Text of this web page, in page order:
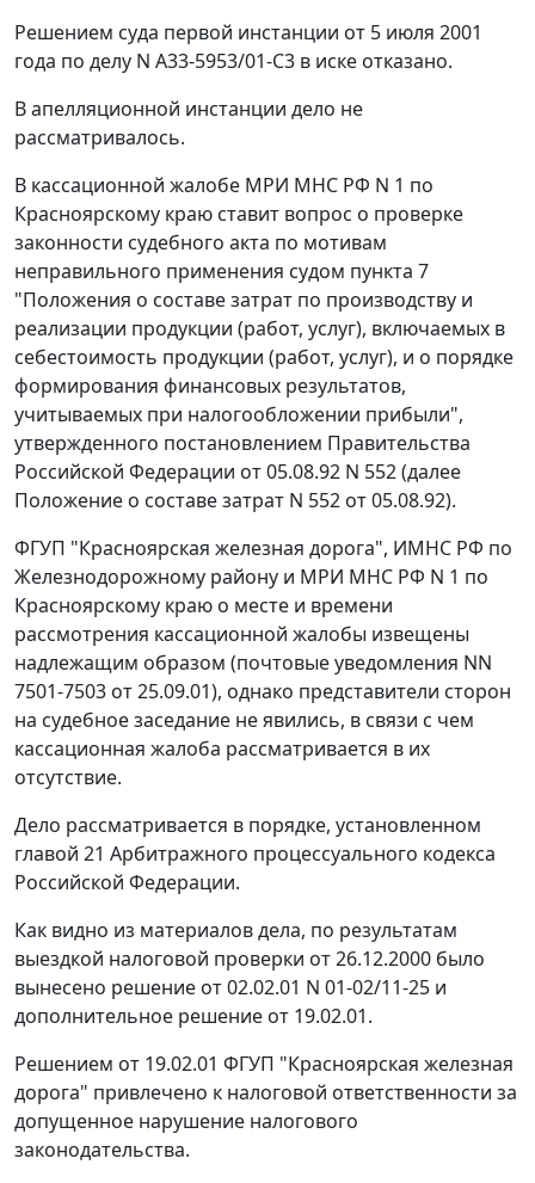
Решением суда первой инстанции от 5 июля 2001
года по делу N А33-5953/01-С3 в иске отказано.
В апелляционной инстанции дело не
рассматривалось.
В кассационной жалобе МРИ МНС РФ N 1 по
Красноярскому краю ставит вопрос о проверке
законности судебного акта по мотивам
неправильного применения судом пункта 7
"Положения о составе затрат по производству и
реализации продукции (работ, услуг), включаемых в
себестоимость продукции (работ, услуг), и о порядке
формирования финансовых результатов,
учитываемых при налогообложении прибыли",
утвержденного постановлением Правительства
Российской Федерации от 05.08.92 N 552 (далее
Положение о составе затрат N 552 от 05.08.92).
ФГУП "Красноярская железная дорога", ИМНС РФ по
Железнодорожному району и МРИ МНС РФ N 1 по
Красноярскому краю о месте и времени
рассмотрения кассационной жалобы извещены
надлежащим образом (почтовые уведомления NN
7501-7503 от 25.09.01), однако представители сторон
на судебное заседание не явились, в связи с чем
кассационная жалоба рассматривается в их
отсутствие.
Дело рассматривается в порядке, установленном
главой 21 Арбитражного процессуального кодекса
Российской Федерации.
Как видно из материалов дела, по результатам
выездкой налоговой проверки от 26.12.2000 было
вынесено решение от 02.02.01 N 01-02/11-25 и
дополнительное решение от 19.02.01.
Решением от 19.02.01 ФГУП "Красноярская железная
дорога" привлечено к налоговой ответственности за
допущенное нарушение налогового
законодательства.